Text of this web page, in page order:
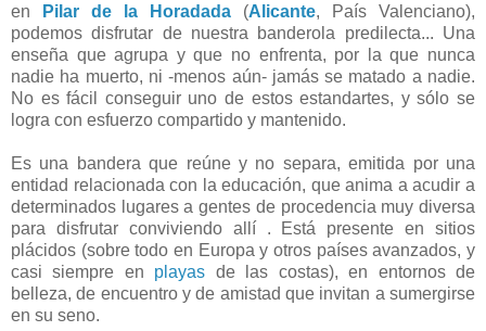
en
Pilar de la Horadada (Alicante, País Valenciano),
podemos disfrutar de nuestra banderola predilecta... Una
enseña que agrupa y que no enfrenta, por la que nunca
nadie ha muerto, ni -menos aún- jamás se matado a nadie.
No es fácil conseguir uno de estos estandartes, y sólo se
logra con esfuerzo compartido y mantenido.
Es una bandera que reúne y no separa, emitida por una
entidad relacionada con la educación, que anima a acudir a
determinados lugares a gentes de procedencia muy diversa
para disfrutar conviviendo allí . Está presente en sitios
plácidos (sobre todo en Europa y otros países avanzados, y
casi siempre en playas de las costas), en entornos de
belleza, de encuentro y de amistad que invitan a sumergirse
en su seno.